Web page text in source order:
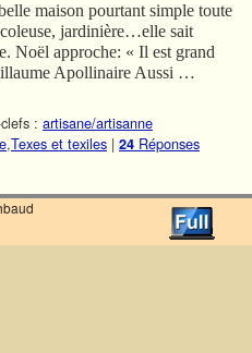
maison pourtant simple toute
jardinière…elle sait
Noël approche: « Il est grand
Apollinaire Aussi …
: artisane/artisanne
,Texes et texiles | 24 Réponses